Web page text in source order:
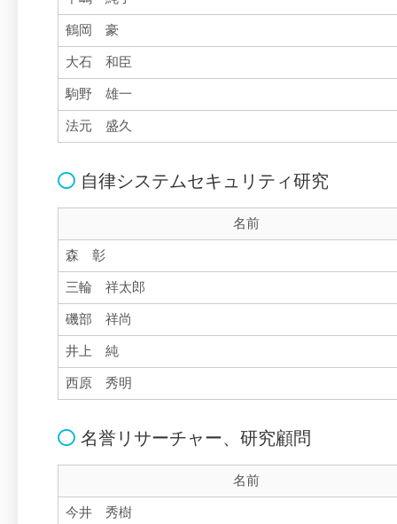
鶴岡 豪
大石 和臣
駒野 雄一
法元 盛久
自律システムセキュリティ研究
名前
森 彰
三輪 祥太郎
磯部 祥尚
井上 純
西原 秀明
名誉リサーチャー、研究顧問
名前
今井 秀樹